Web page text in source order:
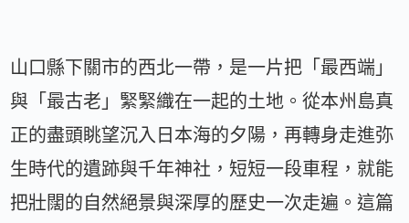
山口縣下關市的西北一帶，是一片把「最西端」
與「最古老」緊緊織在一起的土地。從本州島真
正的盡頭眺望沉入日本海的夕陽，再轉身走進弥
生時代的遺跡與千年神社，短短一段車程，就能
把壯闊的自然絕景與深厚的歷史一次走遍。這篇